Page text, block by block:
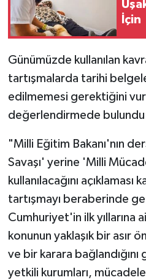
İçin
Günümüzde kullanılan
tartışmalarda tarihi
edilmemesi gerektiğini
değerlendirmede
"Milli Eğitim Bakanı'nın
Savaşı' yerine 'Milli
kullanılacağını
tartışmayı beraberinde
Cumhuriyet'in ilk yıllarına
konunun yaklaşık bir asır
ve bir karara
yetkili kurumları,